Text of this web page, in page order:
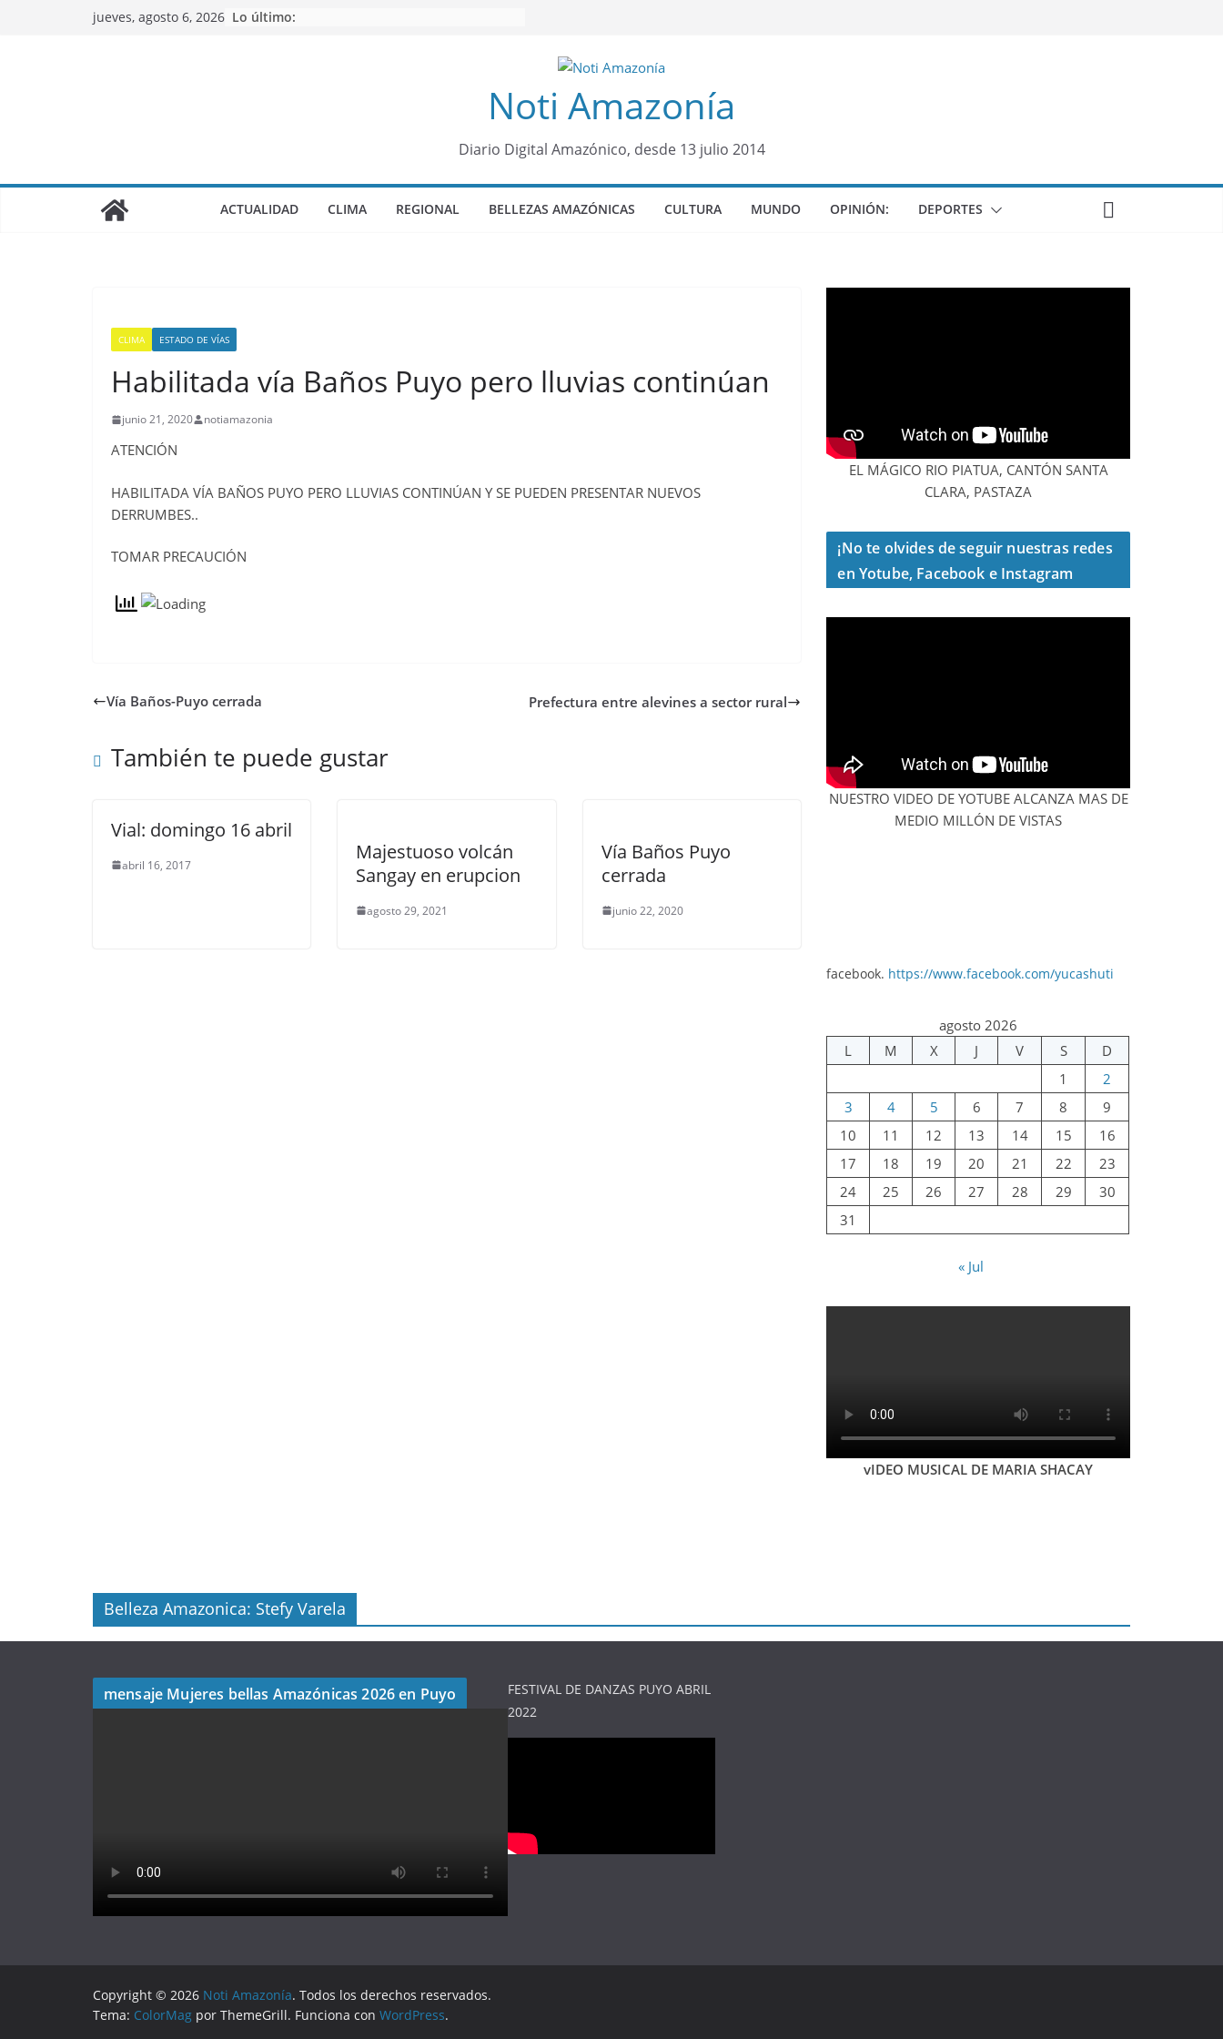
jueves, agosto 6, 2026 Lo último:
Noti Amazonía
Diario Digital Amazónico, desde 13 julio 2014
ACTUALIDAD CLIMA REGIONAL BELLEZAS AMAZÓNICAS CULTURA MUNDO OPINIÓN: DEPORTES
CLIMA ESTADO DE VÍAS
Habilitada vía Baños Puyo pero lluvias continúan
junio 21, 2020 notiamazonia
ATENCIÓN
HABILITADA VÍA BAÑOS PUYO PERO LLUVIAS CONTINÚAN Y SE PUEDEN PRESENTAR NUEVOS
DERRUMBES..
TOMAR PRECAUCIÓN
Vía Baños-Puyo cerrada Prefectura entre alevines a sector rural
También te puede gustar
Vial: domingo 16 abril
abril 16, 2017
Majestuoso volcán
Sangay en erupcion
agosto 29, 2021
Vía Baños Puyo
cerrada
junio 22, 2020
EL MÁGICO RIO PIATUA, CANTÓN SANTA
CLARA, PASTAZA
¡No te olvides de seguir nuestras redes
en Yotube, Facebook e Instagram
NUESTRO VIDEO DE YOTUBE ALCANZA MAS DE
MEDIO MILLÓN DE VISTAS
facebook. https://www.facebook.com/yucashuti
agosto 2026
L
M X J V S
D
1
2
3
4 5 6 7 8
9
10
11 12 13 14 15
16
17
18 19 20 21 22
23
24
25 26 27 28 29
30
31
« Jul
vIDEO MUSICAL DE MARIA SHACAY
Belleza Amazonica: Stefy Varela
mensaje Mujeres bellas Amazónicas 2026 en Puyo
FESTIVAL DE DANZAS PUYO ABRIL
2022
Copyright © 2026 Noti Amazonía. Todos los derechos reservados.
Tema: ColorMag por ThemeGrill. Funciona con WordPress.